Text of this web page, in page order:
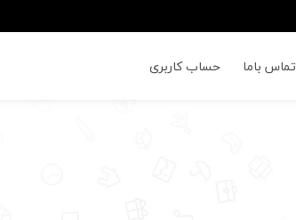
تماس باما حساب کاربری